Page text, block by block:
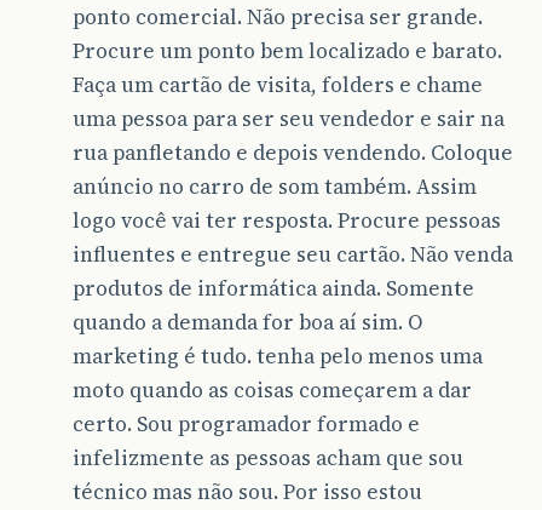
ponto comercial. Não precisa ser grande.
Procure um ponto bem localizado e barato.
Faça um cartão de visita, folders e chame
uma pessoa para ser seu vendedor e sair na
rua panfletando e depois vendendo. Coloque
anúncio no carro de som também. Assim
logo você vai ter resposta. Procure pessoas
influentes e entregue seu cartão. Não venda
produtos de informática ainda. Somente
quando a demanda for boa aí sim. O
marketing é tudo. tenha pelo menos uma
moto quando as coisas começarem a dar
certo. Sou programador formado e
infelizmente as pessoas acham que sou
técnico mas não sou. Por isso estou